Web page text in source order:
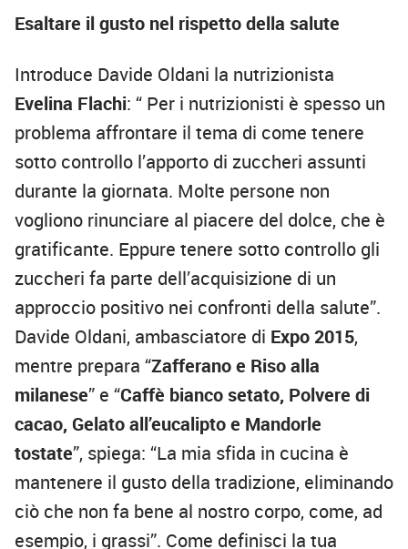
Esaltare il gusto nel rispetto della salute
Introduce Davide Oldani la nutrizionista
Evelina Flachi: “ Per i nutrizionisti è spesso un
problema affrontare il tema di come tenere
sotto controllo l’apporto di zuccheri assunti
durante la giornata. Molte persone non
vogliono rinunciare al piacere del dolce, che è
gratificante. Eppure tenere sotto controllo gli
zuccheri fa parte dell’acquisizione di un
approccio positivo nei confronti della salute”.
Davide Oldani, ambasciatore di Expo 2015,
mentre prepara “Zafferano e Riso alla
milanese” e “Caffè bianco setato, Polvere di
cacao, Gelato all’eucalipto e Mandorle
tostate”, spiega: “La mia sfida in cucina è
mantenere il gusto della tradizione, eliminando
ciò che non fa bene al nostro corpo, come, ad
esempio, i grassi”. Come definisci la tua